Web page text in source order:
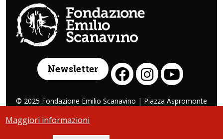
Newsletter
© 2025 Fondazione Emilio Scanavino | Piazza Aspromonte
COOKIE
Maggiori informazioni